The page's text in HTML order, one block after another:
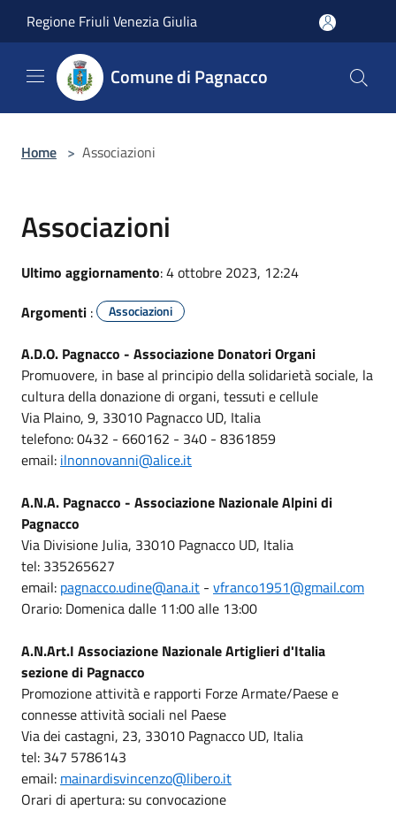
Regione Friuli Venezia Giulia
Comune di Pagnacco
Home > Associazioni
Associazioni
Ultimo aggiornamento: 4 ottobre 2023, 12:24
Argomenti : Associazioni
A.D.O. Pagnacco - Associazione Donatori Organi
Promuovere, in base al principio della solidarietà sociale, la
cultura della donazione di organi, tessuti e cellule
Via Plaino, 9, 33010 Pagnacco UD, Italia
telefono: 0432 - 660162 - 340 - 8361859
email: ilnonnovanni@alice.it
A.N.A. Pagnacco - Associazione Nazionale Alpini di
Pagnacco
Via Divisione Julia, 33010 Pagnacco UD, Italia
tel: 335265627
email: pagnacco.udine@ana.it - vfranco1951@gmail.com
Orario: Domenica dalle 11:00 alle 13:00
A.N.Art.I Associazione Nazionale Artiglieri d'Italia
sezione di Pagnacco
Promozione attività e rapporti Forze Armate/Paese e
connesse attività sociali nel Paese
Via dei castagni, 23, 33010 Pagnacco UD, Italia
tel: 347 5786143
email: mainardisvincenzo@libero.it
Orari di apertura: su convocazione